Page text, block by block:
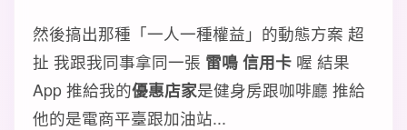
然後搞出那種「一人一種權益」的動態方案 超
扯 我跟我同事拿同一張 雷鳴 信用卡 喔 結果
App 推給我的優惠店家是健身房跟咖啡廳 推給
他的是電商平臺跟加油站...